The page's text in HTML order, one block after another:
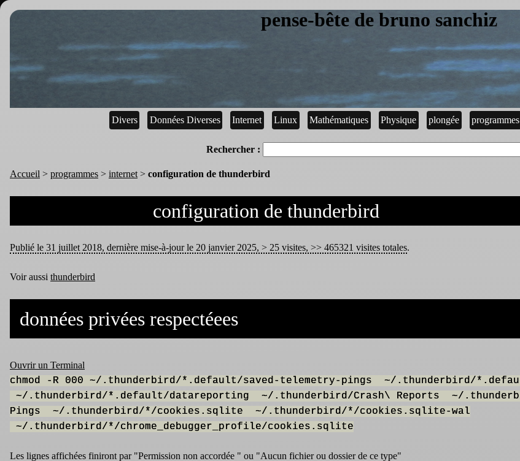
pense-bête de bruno sanchiz
Divers Données Diverses Internet Linux Mathématiques Physique plongée programmes
Rechercher :
Accueil > programmes > internet > configuration de thunderbird
configuration de thunderbird
Publié le 31 juillet 2018, dernière mise-à-jour le 20 janvier 2025, > 25 visites, >> 465321 visites totales.
Voir aussi thunderbird
données privées respectéees
Ouvrir un Terminal
chmod -R 000 ~/.thunderbird/*.default/saved-telemetry-pings ~/.thunderbird/
~/.thunderbird/*.default/datareporting ~/.thunderbird/Crash\ Reports ~/
Pings ~/.thunderbird/*/cookies.sqlite ~/.thunderbird/*/cookies.sqlite-wal
~/.thunderbird/*/chrome_debugger_profile/cookies.sqlite
Les lignes affichées finiront par "Permission non accordée " ou "Aucun fichier ou dossier de ce type"